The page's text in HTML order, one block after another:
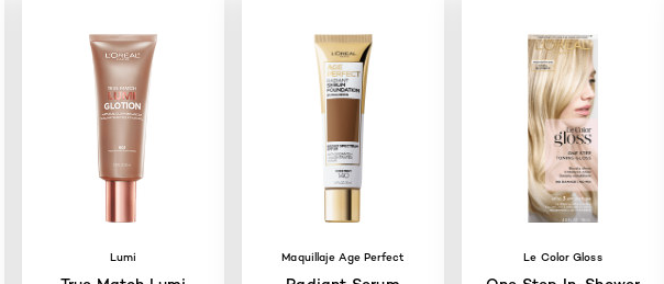
Lumi Maquillaje Age Perfect Le Color Gloss